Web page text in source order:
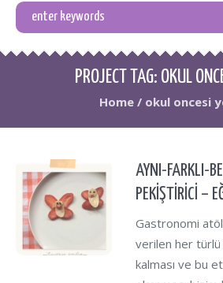
PROJECT TAG: OKUL
Home / okul oncesi
AYNI-FARKLI-
PEKİŞTİRİCİ –
Gastronomi
verilen her
kalması ve bu